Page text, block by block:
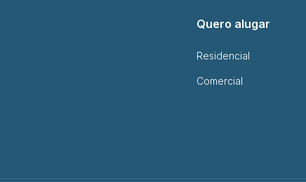
Quero alugar
Residencial
Comercial